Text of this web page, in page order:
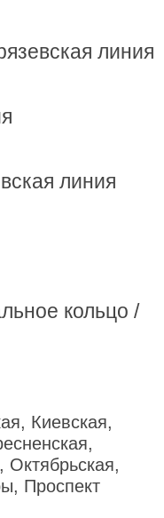
Киевская,
Октябрьская,
Проспект